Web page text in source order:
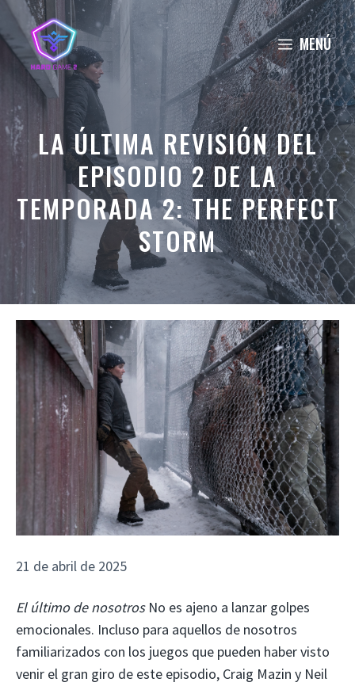
Saltar
al
contenido
MENÚ
LA ÚLTIMA REVISIÓN DEL
EPISODIO 2 DE LA
TEMPORADA 2: THE PERFECT
STORM
21 de abril de 2025
El último de nosotros No es ajeno a lanzar golpes
emocionales. Incluso para aquellos de nosotros
familiarizados con los juegos que pueden haber visto
venir el gran giro de este episodio, Craig Mazin y Neil